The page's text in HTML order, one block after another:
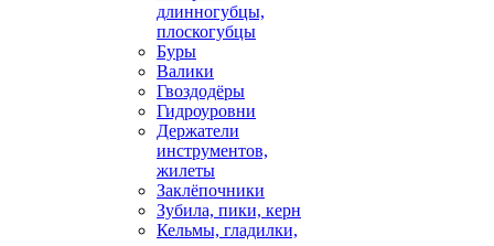
длинногубцы,
плоскогубцы
Буры
Валики
Гвоздодёры
Гидроуровни
Держатели
инструментов,
жилеты
Заклёпочники
Зубила, пики, керн
Кельмы, гладилки,